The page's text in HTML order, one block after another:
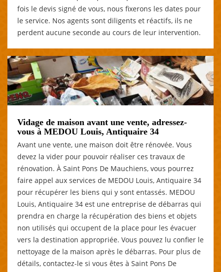
fois le devis signé de vous, nous fixerons les dates pour
le service. Nos agents sont diligents et réactifs, ils ne
perdent aucune seconde au cours de leur intervention.
Vidage de maison avant une vente, adressez-
vous à MEDOU Louis, Antiquaire 34
Avant une vente, une maison doit être rénovée. Vous
devez la vider pour pouvoir réaliser ces travaux de
rénovation. À Saint Pons De Mauchiens, vous pourrez
faire appel aux services de MEDOU Louis, Antiquaire 34
pour récupérer les biens qui y sont entassés. MEDOU
Louis, Antiquaire 34 est une entreprise de débarras qui
prendra en charge la récupération des biens et objets
non utilisés qui occupent de la place pour les évacuer
vers la destination appropriée. Vous pouvez lu confier le
nettoyage de la maison après le débarras. Pour plus de
détails, contactez-le si vous êtes à Saint Pons De